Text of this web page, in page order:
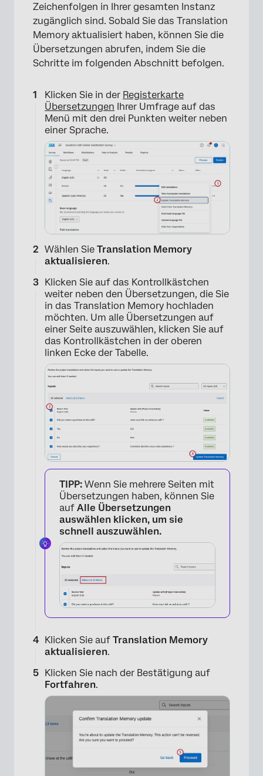
Zeichenfolgen in Ihrer gesamten Instanz
zugänglich sind. Sobald Sie das Translation
Memory aktualisiert haben, können Sie die
Übersetzungen abrufen, indem Sie die
Schritte im folgenden Abschnitt befolgen.
Klicken Sie in der Registerkarte
Übersetzungen Ihrer Umfrage auf das
Menü mit den drei Punkten weiter neben
einer Sprache.
×
Wählen Sie Translation Memory
aktualisieren.
Klicken Sie auf das Kontrollkästchen
weiter neben den Übersetzungen, die Sie
in das Translation Memory hochladen
möchten. Um alle Übersetzungen auf
einer Seite auszuwählen, klicken Sie auf
das Kontrollkästchen in der oberen
linken Ecke der Tabelle.
TIPP: Wenn Sie mehrere Seiten mit
Übersetzungen haben, können Sie
auf Alle Übersetzungen
auswählen klicken, um sie
schnell auszuwählen.
Klicken Sie auf Translation Memory
aktualisieren.
Klicken Sie nach der Bestätigung auf
Fortfahren.